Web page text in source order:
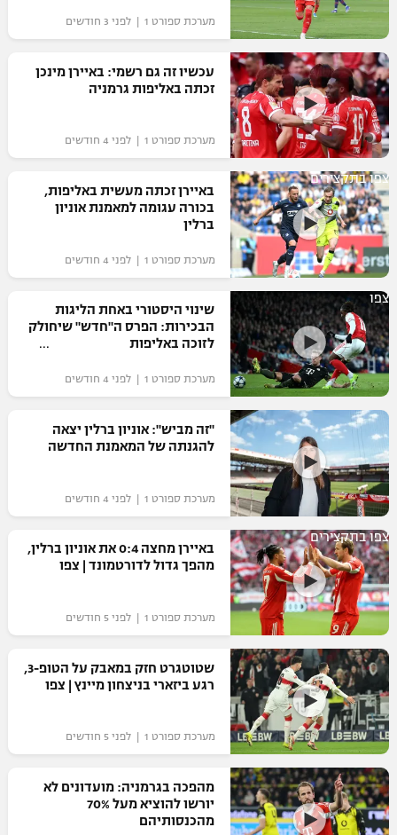
לוח שידורים
ברחבה
"מעל הליגה" – פודקאסט
"מחצית בשכונה" – פודקאסט
משתתפים וזוכים בפרסים
תקנון משתתפים וזוכים בפרסים
תקנון עבור פעילות אלקטרה
תקנון עבור פעילות ספורט 1 – "מרלן"
טניס
גיימינג E-Sports
תנאי שימוש
מדיניות פרטיות
תקנון פעילות ספורט 1
רשיון להקרנה פומבית לבית עסק
הצטרפות לחבילת הערוצים
לוח דרושים – ג'ובנט
תגיות
המגזין
הפועל חיפה
הפועל באר שבע
מכבי נתניה
בני יהודה
ליגה טורקית
ליגה סינית
ליגה ברזילאית
ליגות נוספות
ג'ודו
אגרוף
ספורט אולימפי
UFC
היאבקות WWE
אופניים
ספורט מוטורי
כדורמים
פוטבול אמריקאי NFL
ספורט אתגרי ואקסטרים
אומנויות לחימה
גיימינג E-Sports
מערכת ספורט 1 | לפני 3 חודשים
עכשיו זה גם רשמי: באיירן מינכן
זכתה באליפות גרמניה
מערכת ספורט 1 | לפני 4 חודשים
צפו בתקצירים
באיירן זכתה מעשית באליפות,
בכורה עגומה למאמנת אוניון
ברלין
מערכת ספורט 1 | לפני 4 חודשים
צפו
שינוי היסטורי באחת הליגות
הבכירות: הפרס ה"חדש" שיחולק
לזוכה באליפות
מערכת ספורט 1 | לפני 4 חודשים
"זה מביש": אוניון ברלין יצאה
להגנתה של המאמנת החדשה
מערכת ספורט 1 | לפני 4 חודשים
צפו בתקצירים
באיירן מחצה 0:4 את אוניון ברלין,
מהפך גדול לדורטמונד | צפו
מערכת ספורט 1 | לפני 5 חודשים
שטוטגרט חזק במאבק על הטופ-3,
רגע ביזארי בניצחון מיינץ | צפו
מערכת ספורט 1 | לפני 5 חודשים
מהפכה בגרמניה: מועדונים לא
יורשו להוציא מעל 70%
מהכנסותיהם